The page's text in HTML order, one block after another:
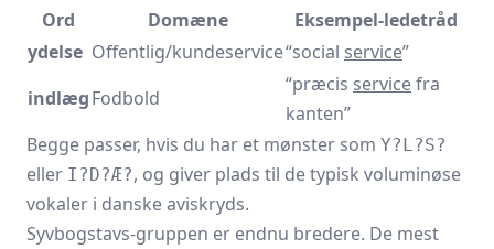
Ord
Domæne
Eksempel-ledetråd
ydelse Offentlig/kundeservice“social service”
indlægFodbold
“præcis servicefra
kanten”
Begge passer, hvis du har et mønster som Y?L?S?
eller I?D?Æ?, og giver plads til de typisk voluminøse
vokaler i danske aviskryds.
Syvbogstavs-gruppen er endnu bredere. De mest